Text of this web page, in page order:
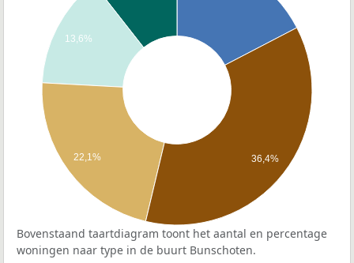
13,6%
22,1% 36,4%
Bovenstaand taartdiagram toont het aantal en percentage
woningen naar type in de buurt Bunschoten.